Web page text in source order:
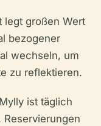
legt großen Wert
bezogener
wechseln, um
zu reflektieren.
ist täglich